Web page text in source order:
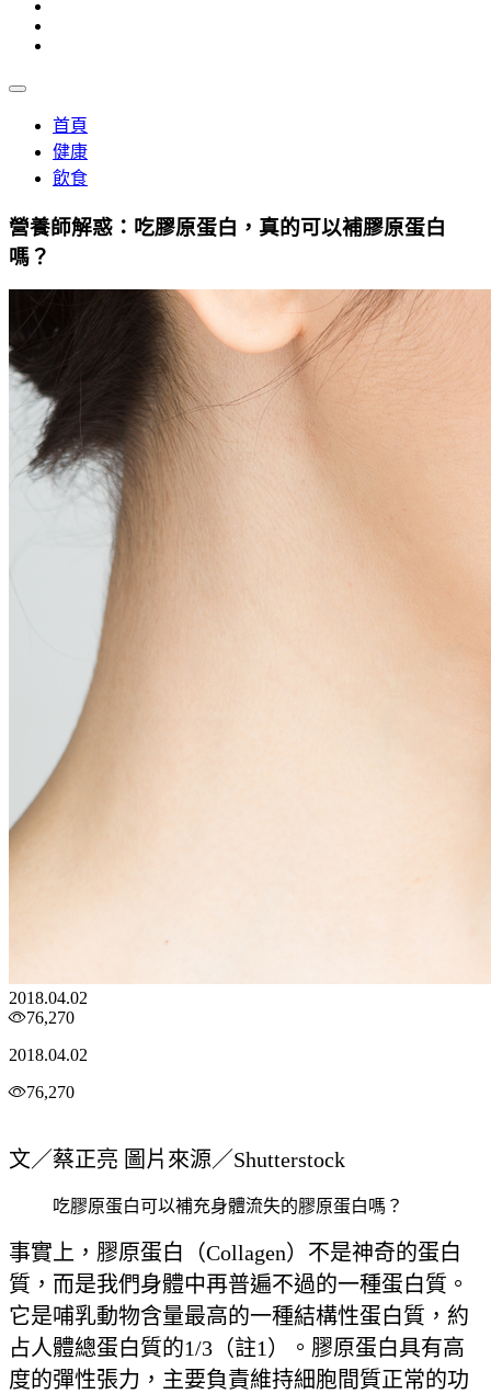
首頁
健康
飲食
營養師解惑：吃膠原蛋白，真的可以補膠原蛋白
嗎？
2018.04.02
76,270
2018.04.02
76,270
文／蔡正亮 圖片來源／Shutterstock
吃膠原蛋白可以補充身體流失的膠原蛋白嗎？
事實上，膠原蛋白（Collagen）不是神奇的蛋白
質，而是我們身體中再普遍不過的一種蛋白質。
它是哺乳動物含量最高的一種結構性蛋白質，約
占人體總蛋白質的1/3（註1）。膠原蛋白具有高
度的彈性張力，主要負責維持細胞間質正常的功